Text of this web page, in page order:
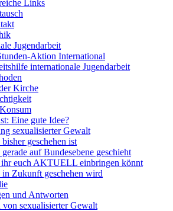
Links
Jugendarbeit
Aktion International
internationale Jugendarbeit
Kirche
Eine gute Idee?
sexualisierter Gewalt
bisher geschehen ist
gerade auf Bundesebene geschieht
euch AKTUELL einbringen könnt
in Zukunft geschehen wird
und Antworten
von sexualisierter Gewalt